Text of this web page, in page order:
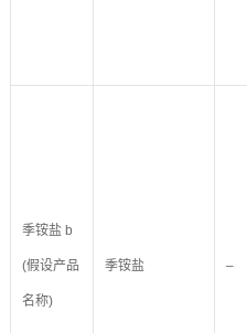
季铵盐 b
(假设产品
名称)
季铵盐 –